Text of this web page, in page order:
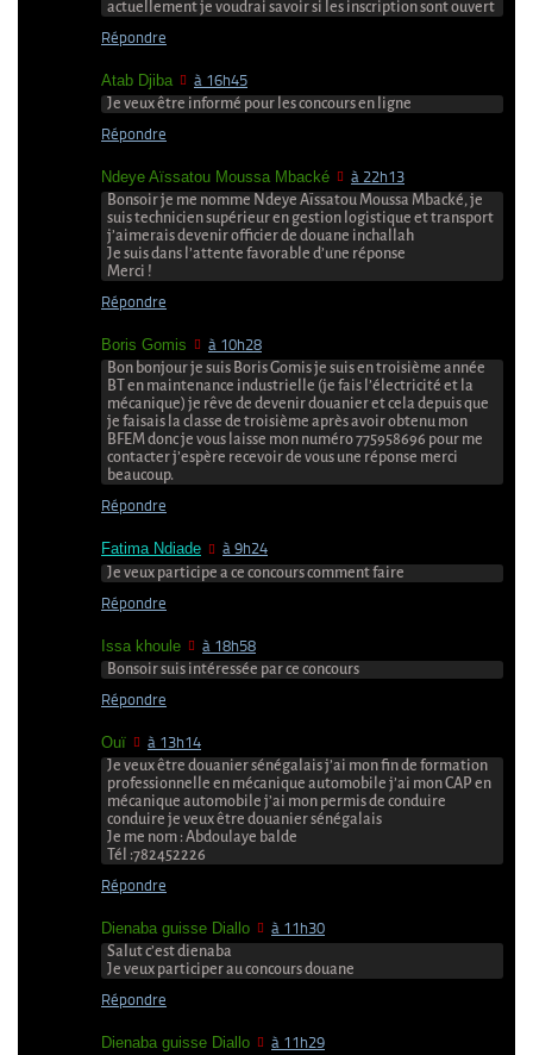
actuellement je voudrai savoir si les inscription sont ouvert
Répondre
Atab Djiba à 16h45
Je veux être informé pour les concours en ligne
Répondre
Ndeye Aïssatou Moussa Mbacké à 22h13
Bonsoir je me nomme Ndeye Aïssatou Moussa Mbacké, je
suis technicien supérieur en gestion logistique et transport
j’aimerais devenir officier de douane inchallah
Je suis dans l’attente favorable d’une réponse
Merci !
Répondre
Boris Gomis à 10h28
Bon bonjour je suis Boris Gomis je suis en troisième année
BT en maintenance industrielle (je fais l’électricité et la
mécanique) je rêve de devenir douanier et cela depuis que
je faisais la classe de troisième après avoir obtenu mon
BFEM donc je vous laisse mon numéro 775958696 pour me
contacter j’espère recevoir de vous une réponse merci
beaucoup.
Répondre
Fatima Ndiade à 9h24
Je veux participe a ce concours comment faire
Répondre
Issa khoule à 18h58
Bonsoir suis intéressée par ce concours
Répondre
Ouï à 13h14
Je veux être douanier sénégalais j’ai mon fin de formation
professionnelle en mécanique automobile j’ai mon CAP en
mécanique automobile j’ai mon permis de conduire
conduire je veux être douanier sénégalais
Je me nom : Abdoulaye balde
Tél :782452226
Répondre
Dienaba guisse Diallo à 11h30
Salut c’est dienaba
Je veux participer au concours douane
Répondre
Dienaba guisse Diallo à 11h29